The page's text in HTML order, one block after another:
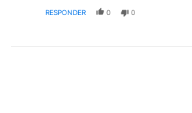
RESPONDER 0 0